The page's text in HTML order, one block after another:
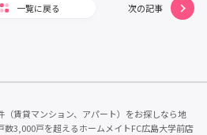
一覧に戻る 次の記事
賃貸マンション、アパート）をお探しなら地
3,000戸を超えるホームメイトFC広島大学前店